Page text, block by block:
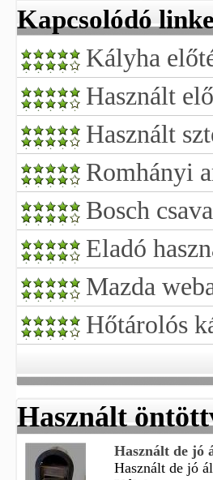
Kapcsolódó
Kályha
Használt
Használt
Romhányi
Bosch
Eladó
Mazda
Hőtárolós
Használt
Használt de jó
Használt de jó